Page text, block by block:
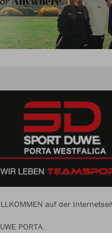
auf der
PORTA.